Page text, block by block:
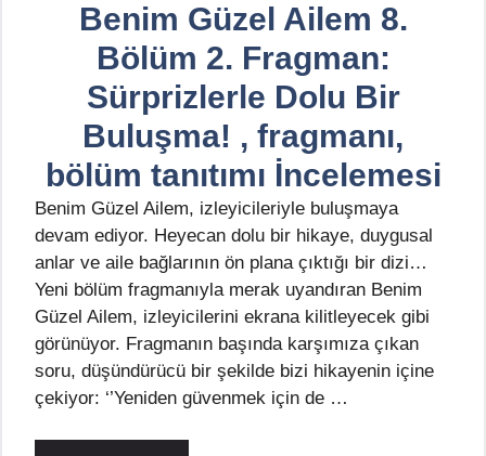
Benim Güzel Ailem 8.
Bölüm 2. Fragman:
Sürprizlerle Dolu Bir
Buluşma! , fragmanı,
bölüm tanıtımı İncelemesi
Benim Güzel Ailem, izleyicileriyle buluşmaya
devam ediyor. Heyecan dolu bir hikaye, duygusal
anlar ve aile bağlarının ön plana çıktığı bir dizi…
Yeni bölüm fragmanıyla merak uyandıran Benim
Güzel Ailem, izleyicilerini ekrana kilitleyecek gibi
görünüyor. Fragmanın başında karşımıza çıkan
soru, düşündürücü bir şekilde bizi hikayenin içine
çekiyor: ‘’Yeniden güvenmek için de …